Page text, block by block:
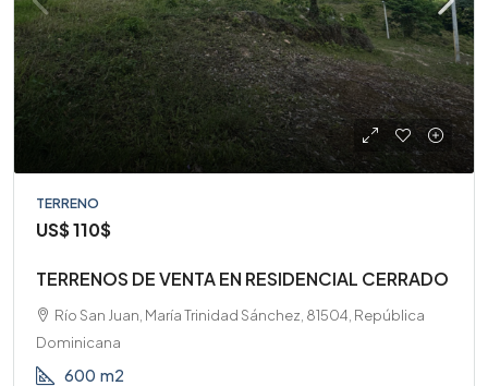
TERRENO
US$110$
TERRENOS DE VENTA EN RESIDENCIAL CERRADO
Río San Juan, María Trinidad Sánchez, 81504, República
Dominicana
600 m2